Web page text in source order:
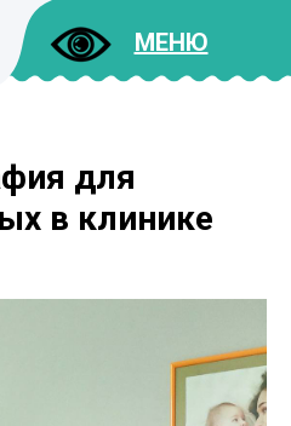
МЕНЮ
ДОКУМЕНТЫ
для
в клинике